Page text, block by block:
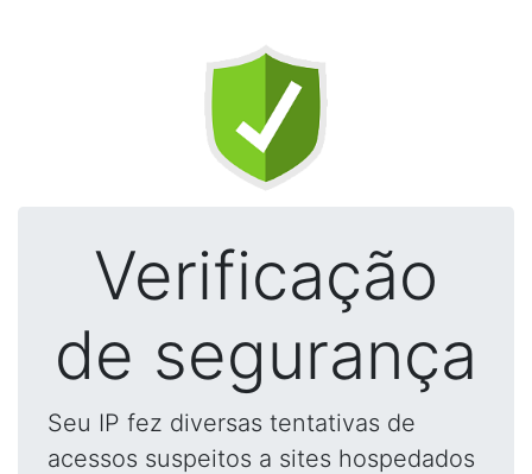
Verificação
de segurança
Seu IP fez diversas tentativas de
acessos suspeitos a sites hospedados